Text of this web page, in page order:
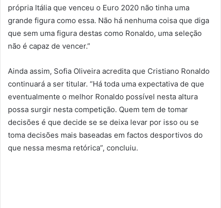
própria Itália que venceu o Euro 2020 não tinha uma
grande figura como essa. Não há nenhuma coisa que diga
que sem uma figura destas como Ronaldo, uma seleção
não é capaz de vencer.”
Ainda assim, Sofia Oliveira acredita que Cristiano Ronaldo
continuará a ser titular. “Há toda uma expectativa de que
eventualmente o melhor Ronaldo possível nesta altura
possa surgir nesta competição. Quem tem de tomar
decisões é que decide se se deixa levar por isso ou se
toma decisões mais baseadas em factos desportivos do
que nessa mesma retórica”, concluiu.